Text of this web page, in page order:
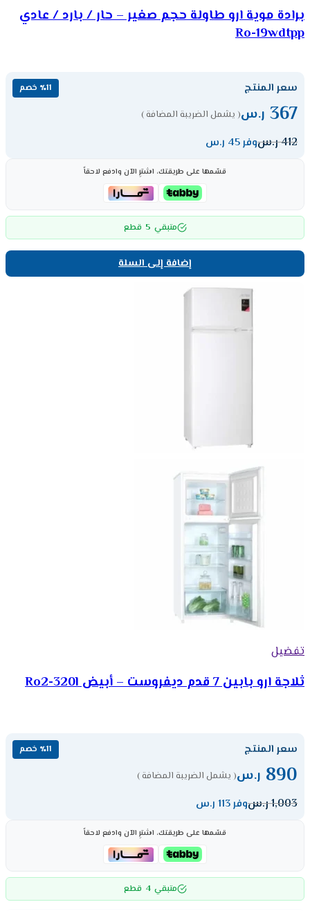
برادة موية ارو طاولة حجم صغير – حار / بارد / عادي
Ro-19wdtpp
سعر المنتج ٪11 خصم
367 ر.س( يشمل الضريبة المضافة )
412ر.سوفر 45 ر.س
قسّمها على طريقتك، اشترِ الآن وادفع لاحقاً
متبقي 5 قطع
إضافة إلى السلة
تفضيل
ثلاجة ارو بابين 7 قدم ديفروست – أبيض Ro2-320l
سعر المنتج ٪11 خصم
890 ر.س( يشمل الضريبة المضافة )
1,003ر.سوفر 113 ر.س
قسّمها على طريقتك، اشترِ الآن وادفع لاحقاً
متبقي 4 قطع